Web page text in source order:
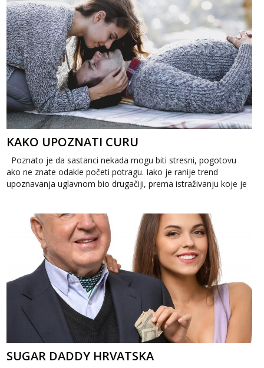
KAKO UPOZNATI CURU
Poznato je da sastanci nekada mogu biti stresni, pogotovu
ako ne znate odakle početi potragu. Iako je ranije trend
upoznavanja uglavnom bio drugačiji, prema istraživanju koje je
SUGAR DADDY HRVATSKA